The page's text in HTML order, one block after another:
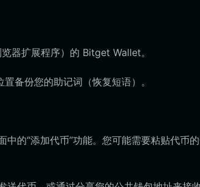
器扩展程序）的 Bitget Wallet。
备份您的助记词（恢复短语）。
的“添加代币”功能。您可能需要粘贴代币